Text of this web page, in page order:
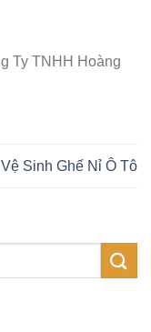
Ty TNHH Hoàng
Sinh Ghế Nỉ Ô Tô